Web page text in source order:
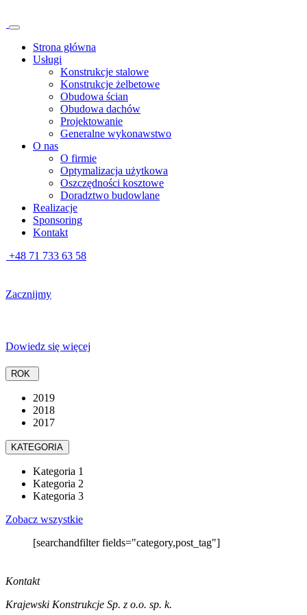
Strona główna
Usługi
Konstrukcje stalowe
Konstrukcje żelbetowe
Obudowa ścian
Obudowa dachów
Projektowanie
Generalne wykonawstwo
O nas
O firmie
Optymalizacja użytkowa
Oszczędności kosztowe
Doradztwo budowlane
Realizacje
Sponsoring
Kontakt
+48 71 733 63 58
Zacznijmy
Dowiedz się więcej
ROK
2019
2018
2017
KATEGORIA
Kategoria 1
Kategoria 2
Kategoria 3
Zobacz wszystkie
[searchandfilter fields="category,post_tag"]
Kontakt
Krajewski Konstrukcje Sp. z o.o. sp. k.